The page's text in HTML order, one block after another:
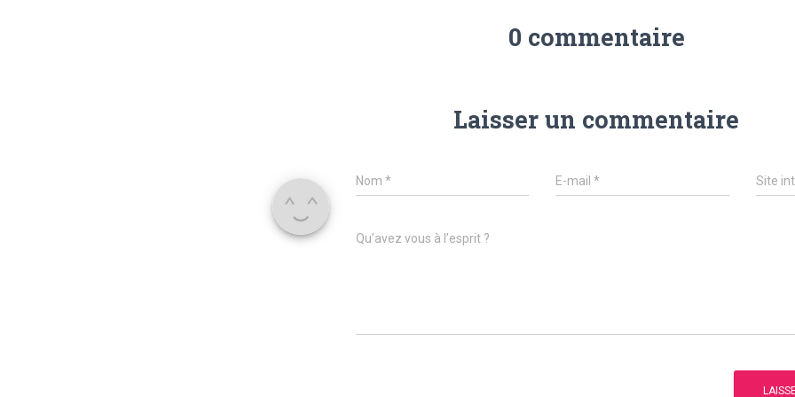
0 commentaire
Laisser un commentaire
Nom * E-mail* Site
Qu’avez vous à l’esprit ?